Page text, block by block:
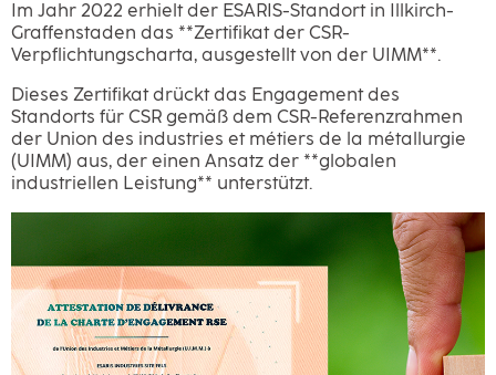
Im Jahr 2022 erhielt der ESARIS-Standort in Illkirch-
Graffenstaden das **Zertifikat der CSR-
Verpflichtungscharta, ausgestellt von der UIMM**.
Dieses Zertifikat drückt das Engagement des
Standorts für CSR gemäß dem CSR-Referenzrahmen
der Union des industries et métiers de la métallurgie
(UIMM) aus, der einen Ansatz der **globalen
industriellen Leistung** unterstützt.